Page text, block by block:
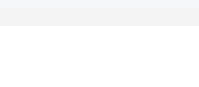
cho hoàng gia và sự sung túc.
tiếng, bao gồm cả Arita ware, được